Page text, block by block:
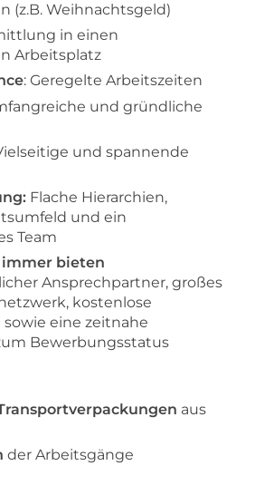
(z.B. Weihnachtsgeld)
in einen
Arbeitsplatz
: Geregelte Arbeitszeiten
und gründliche
und spannende
Flache Hierarchien,
und ein
Team
immer bieten
Ansprechpartner, großes
kostenlose
eine zeitnahe
Bewerbungsstatus
aus
der Arbeitsgänge